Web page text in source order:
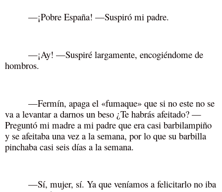
—¡Pobre España! —Suspiró mi padre.
—¡Ay! —Suspiré largamente, encogiéndome de
hombros.
—Fermín, apaga el «fumaque» que si no este no se
va a levantar a darnos un beso ¿Te habrás afeitado? —
Preguntó mi madre a mi padre que era casi barbilampiño
y se afeitaba una vez a la semana, por lo que su barbilla
pinchaba casi seis días a la semana.
—Sí, mujer, sí. Ya que veníamos a felicitarlo no iba